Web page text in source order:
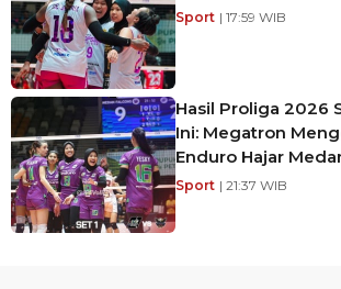
Sport | 17:59 WIB
Hasil Proliga 2026
Ini: Megatron
Enduro Hajar
Sport | 21:37 WIB